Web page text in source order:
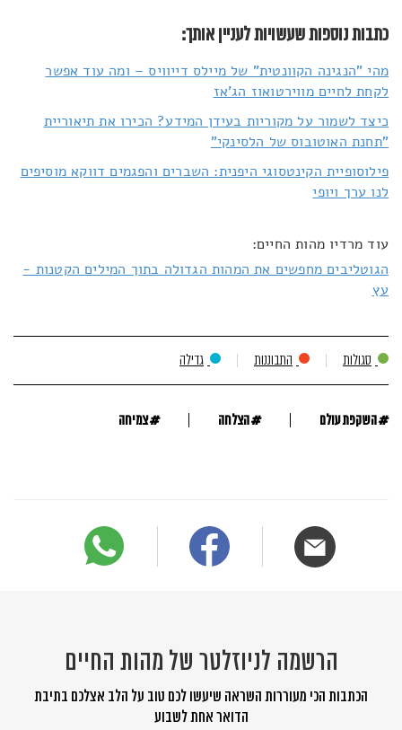
כתבות נוספות שעשויות לעניין אותך:
מהי "הנגינה הקוונטית" של מיילס דייוויס – ומה עוד אפשר
לקחת לחיים מווירטואוז הג'אז
כיצד לשמור על מקוריות בעידן המידע? הכירו את תיאוריית
"תחנת האוטובוס של הלסינקי"
פילוסופיית הקינטסוגי היפנית: השברים והפגמים דווקא מוסיפים
לנו ערך ויופי
עוד מרדיו מהות החיים:
הגוטליבים מחפשים את המהות הגדולה בתוך המילים הקטנות -
עץ
סגולות התבוננות גדילה
#השקפת עולם #הצלחה #צמיחה
הרשמה לניוזלטר של מהות החיים
הכתבות הכי מעוררות השראה שיעשו לכם טוב על הלב אצלכם בתיבת
הדואר אחת לשבוע